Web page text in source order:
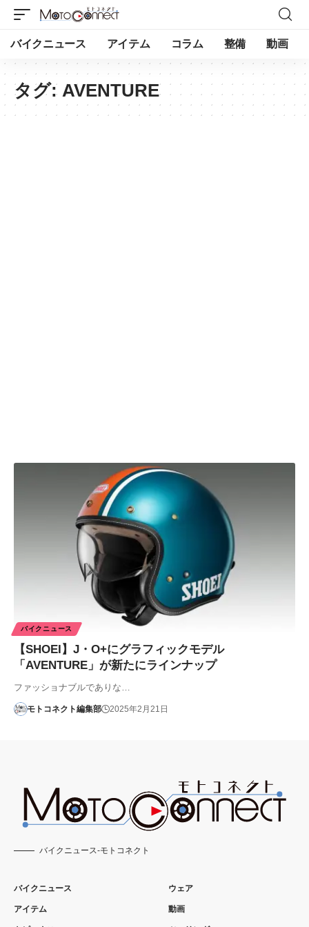
バイクニュース アイテム コラム 整備 動画
タグ: AVENTURE
バイクニュース
【SHOEI】J・O+にグラフィックモデル
「AVENTURE」が新たにラインナップ
ファッショナブルでありな…
モトコネクト編集部 2025年2月21日
バイクニュース-モトコネクト
バイクニュース
アイテム
ウェア
動画